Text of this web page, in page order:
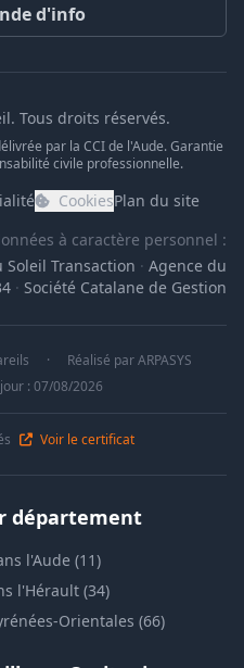
d'info
Tous droits réservés.
par la CCI de l'Aude. Garantie
civile professionnelle.
CookiesPlan du site
à caractère personnel :
Soleil Transaction · Agence du
· Société Catalane de Gestion
· Réalisé parARPASYS
: 07/08/2026
Voir le certificat
département
l'Aude (11)
l'Hérault (34)
Orientales (66)